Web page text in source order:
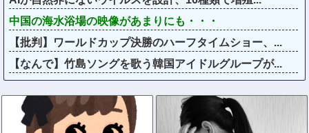
中国の海水浴場の映像があまりにも・・・
【批判】ワールドカップ決勝のハーフタイムショー、...
【なんで】竹島ソングを歌う韓国アイドルグループが...